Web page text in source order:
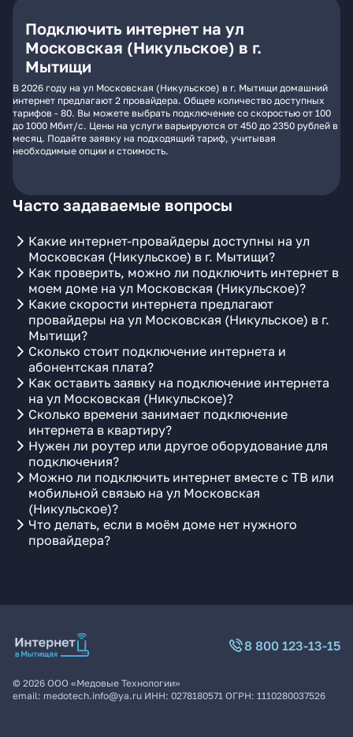
Подключить интернет на ул
Московская (Никульское) в г.
Мытищи
В 2026 году на ул Московская (Никульское) в г. Мытищи домашний
интернет предлагают 2 провайдера. Общее количество доступных
тарифов - 80. Вы можете выбрать подключение со скоростью от 100
до 1000 Мбит/с. Цены на услуги варьируются от 450 до 2350 рублей в
месяц. Подайте заявку на подходящий тариф, учитывая
необходимые опции и стоимость.
Часто задаваемые вопросы
Какие интернет-провайдеры доступны на ул
Московская (Никульское) в г. Мытищи?
Как проверить, можно ли подключить интернет в
моем доме на ул Московская (Никульское)?
Какие скорости интернета предлагают
провайдеры на ул Московская (Никульское) в г.
Мытищи?
Сколько стоит подключение интернета и
абонентская плата?
Как оставить заявку на подключение интернета
на ул Московская (Никульское)?
Сколько времени занимает подключение
интернета в квартиру?
Нужен ли роутер или другое оборудование для
подключения?
Можно ли подключить интернет вместе с ТВ или
мобильной связью на ул Московская
(Никульское)?
Что делать, если в моём доме нет нужного
провайдера?
8 800 123-13-15
© 2026 ООО «Медовые Технологии»
email: medotech.info@ya.ru ИНН: 0278180571 ОГРН: 1110280037526